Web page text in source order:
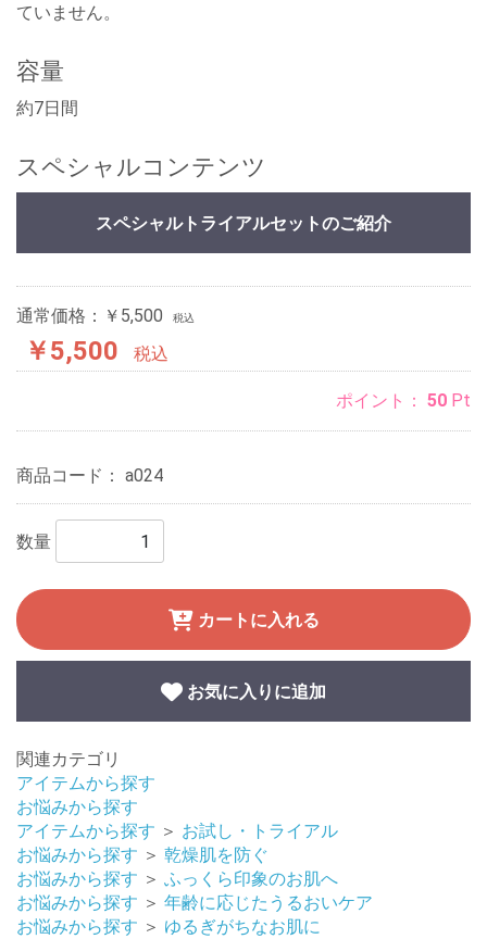
ていません。
容量
約7日間
スペシャルコンテンツ
スペシャルトライアルセットのご紹介
通常価格：￥5,500 税込
￥5,500 税込
ポイント： 50 Pt
商品コード： a024
数量
カートに入れる
お気に入りに追加
関連カテゴリ
アイテムから探す
お悩みから探す
アイテムから探す ＞ お試し・トライアル
お悩みから探す ＞ 乾燥肌を防ぐ
お悩みから探す ＞ ふっくら印象のお肌へ
お悩みから探す ＞ 年齢に応じたうるおいケア
お悩みから探す ＞ ゆるぎがちなお肌に